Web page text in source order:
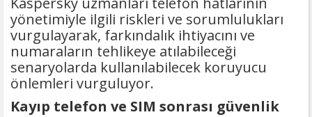
yönetimiyle ilgili riskleri ve sorumlulukları
vurgulayarak, farkındalık ihtiyacını ve
numaraların tehlikeye atılabileceği
senaryolarda kullanılabilecek koruyucu
önlemleri vurguluyor.
Kayıp telefon ve SIM sonrası güvenlik